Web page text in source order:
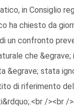
in Consiglio
ha chiesto da
un confronto
che
&egrave; stata
di riferimento
/><br /